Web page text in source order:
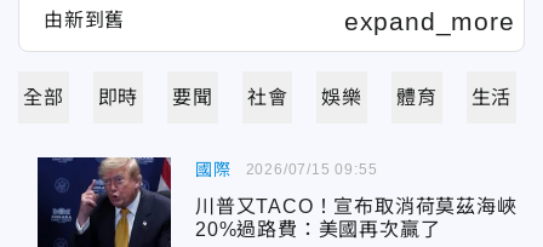
全部 即時 要聞 社會 娛樂 體育 生活
國際
川普又TACO！宣布取消荷莫茲海峽
20%過路費：美國再次贏了
2026/07/15 09:55